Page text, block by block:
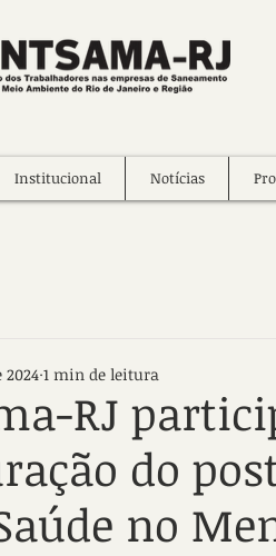
Institucional Notícias
RJ
do
no
2024 1 min de leitura